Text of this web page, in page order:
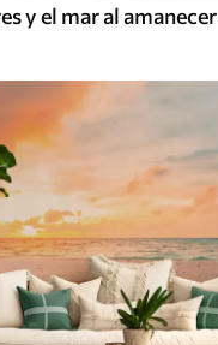
y el mar al amanecer